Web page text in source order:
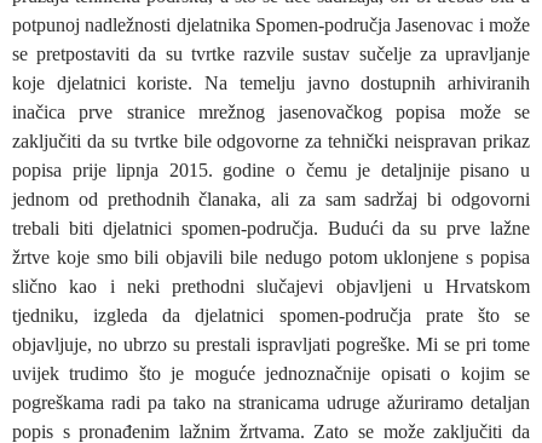
potpunoj nadležnosti djelatnika Spomen-područja Jasenovac i može
se pretpostaviti da su tvrtke razvile sustav sučelje za upravljanje
koje djelatnici koriste. Na temelju javno dostupnih arhiviranih
inačica prve stranice mrežnog jasenovačkog popisa može se
zaključiti da su tvrtke bile odgovorne za tehnički neispravan prikaz
popisa prije lipnja 2015. godine o čemu je detaljnije pisano u
jednom od prethodnih članaka, ali za sam sadržaj bi odgovorni
trebali biti djelatnici spomen-područja. Budući da su prve lažne
žrtve koje smo bili objavili bile nedugo potom uklonjene s popisa
slično kao i neki prethodni slučajevi objavljeni u Hrvatskom
tjedniku, izgleda da djelatnici spomen-područja prate što se
objavljuje, no ubrzo su prestali ispravljati pogreške. Mi se pri tome
uvijek trudimo što je moguće jednoznačnije opisati o kojim se
pogreškama radi pa tako na stranicama udruge ažuriramo detaljan
popis s pronađenim lažnim žrtvama. Zato se može zaključiti da